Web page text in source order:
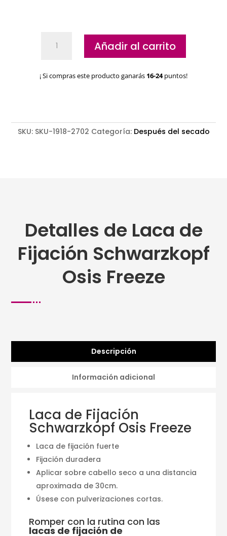
Schwarzkopf
Añadir al carrito
¡ Si compras este producto ganarás 16-24puntos!
SKU: SKU-1918-2702 Categoría: Después del secado
Detalles de Laca de
Fijación Schwarzkopf
Osis Freeze
Descripción
Información adicional
Laca de Fijación
Schwarzkopf Osis Freeze
Laca de fijación fuerte
Fijación duradera
Aplicar sobre cabello seco a una distancia
aproximada de 30cm.
Úsese con pulverizaciones cortas.
Romper con la rutina con las
lacas de fijación de